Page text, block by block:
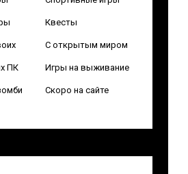
Квесты
С открытым миром
ПК Игры на выживание
Скоро на сайте